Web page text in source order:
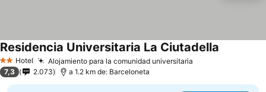
2 Estrellas
Hotel Alojamiento para la comunidad universitaria
Residencia Universitaria La Ciutadella
7,3 2.073 a 1.2 km de: Barceloneta